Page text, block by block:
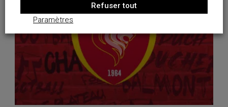
Refuser tout
Paramètres